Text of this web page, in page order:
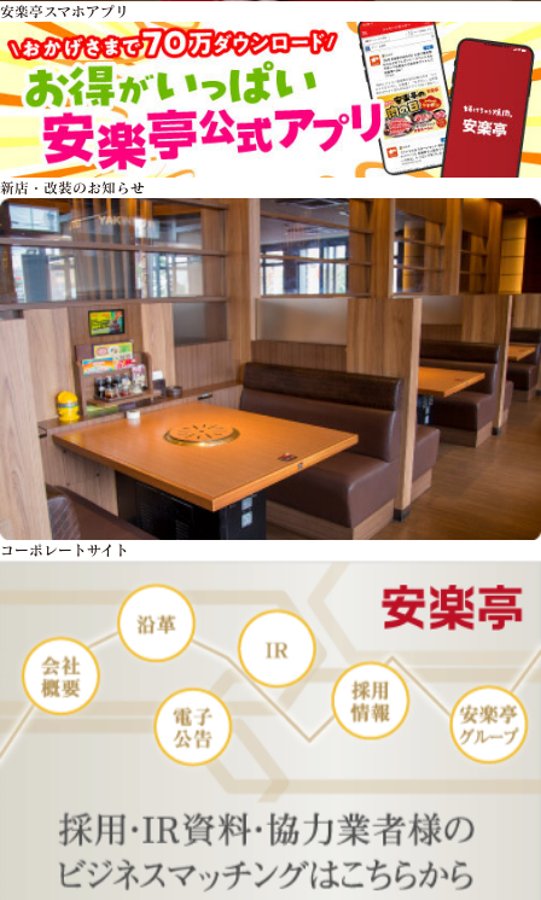
安楽亭スマホアプリ
新店・改装のお知らせ
コーポレートサイト